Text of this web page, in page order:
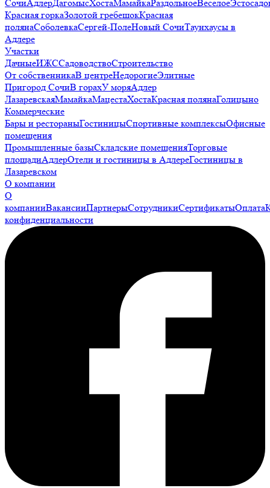
СочиАдлерДагомысХостаМамайкаРаздольноеВеселое
Красная горкаЗолотой гребешокКрасная
полянаСоболевкаСергей-ПолеНовый СочиТаунхаусы в
Адлере
Участки
ДачныеИЖССадоводствоСтроительство
От собственникаВ центреНедорогиеЭлитные
Пригород СочиВ горахУ моряАдлер
ЛазаревскаяМамайкаМацестаХостаКрасная полянаГолицыно
Коммерческие
Бары и рестораныГостиницыСпортивные комплексыОфисные
помещения
Промышленные базыСкладские помещенияТорговые
площадиАдлерОтели и гостиницы в АдлереГостиницы в
Лазаревском
О компании
О
компанииВакансииПартнерыСотрудникиСертификатыОплата
конфиденциальности